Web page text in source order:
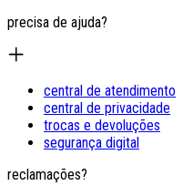
precisa de ajuda?
central de atendimento
central de privacidade
trocas e devoluções
segurança digital
reclamações?